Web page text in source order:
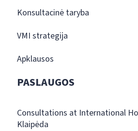
Konsultacinė taryba
VMI strategija
Apklausos
PASLAUGOS
Consultations at International
Klaipėda